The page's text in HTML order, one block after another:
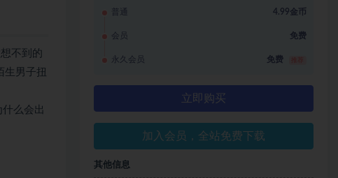
不到的
生男子扭
么会出
普通 4.99金币
会员 免费
永久会员 免费
立即购买
加入会员，全站免费下载
其他信息